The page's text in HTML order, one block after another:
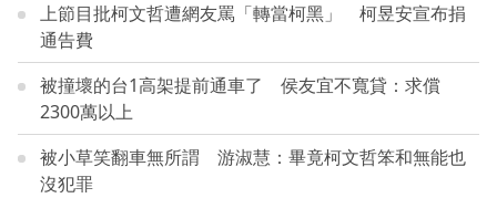
上節目批柯文哲遭網友罵「轉當柯黑」 柯昱安宣布捐
通告費
被撞壞的台1高架提前通車了 侯友宜不寬貸：求償
2300萬以上
被小草笑翻車無所謂 游淑慧：畢竟柯文哲笨和無能也
沒犯罪